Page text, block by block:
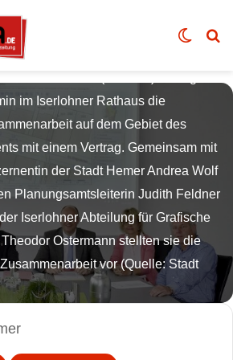
Skin
Dr. Peter Paul Ahrens und
im Iserlohner Rathaus die
auf dem Gebiet des
mit einem Vertrag. Gemeinsam mit
der Stadt Hemer Andrea Wolf
Planungsamtsleiterin Judith Feldner
Iserlohner Abteilung für Grafische
Ostermann stellten sie die
vor (Quelle: Stadt